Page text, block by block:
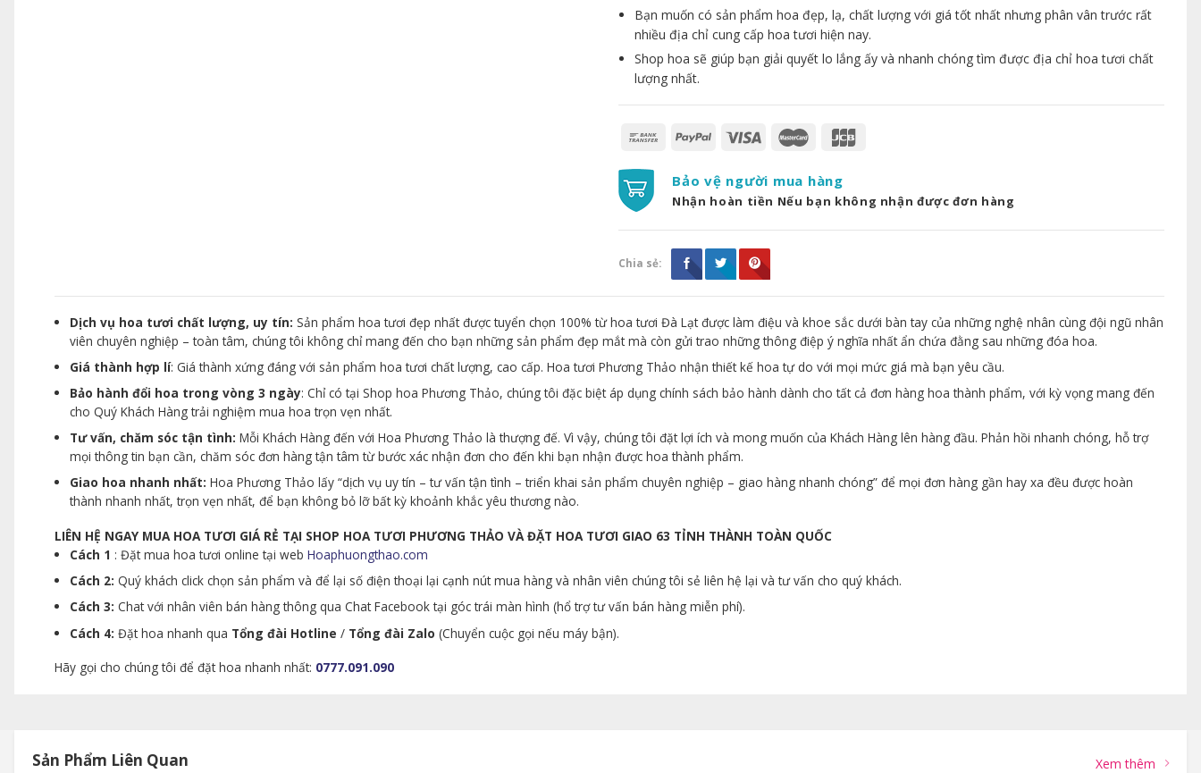
Bạn muốn có sản phẩm hoa đẹp, lạ, chất lượng với giá tốt nhất nhưng phân vân trước rất
nhiều địa chỉ cung cấp hoa tươi hiện nay.
Shop hoa sẽ giúp bạn giải quyết lo lắng ấy và nhanh chóng tìm được địa chỉ hoa tươi chất
lượng nhất.
Bảo vệ người mua hàng
Nhận hoàn tiền Nếu bạn không nhận được đơn hàng
Chia sẻ:
Dịch vụ hoa tươi chất lượng, uy tín: Sản phẩm hoa tươi đẹp nhất được tuyển chọn 100% từ hoa tươi Đà Lạt được làm điệu và khoe sắc dưới bàn tay của những nghệ nhân cùng đội ngũ nhân
viên chuyên nghiệp – toàn tâm, chúng tôi không chỉ mang đến cho bạn những sản phẩm đẹp mắt mà còn gửi trao những thông điệp ý nghĩa nhất ẩn chứa đằng sau những đóa hoa.
Giá thành hợp lí: Giá thành xứng đáng với sản phẩm hoa tươi chất lượng, cao cấp. Hoa tươi Phương Thảo nhận thiết kế hoa tự do với mọi mức giá mà bạn yêu cầu.
Bảo hành đổi hoa trong vòng 3 ngày: Chỉ có tại Shop hoa Phương Thảo, chúng tôi đặc biệt áp dụng chính sách bảo hành dành cho tất cả đơn hàng hoa thành phẩm, với kỳ vọng mang đến
cho Quý Khách Hàng trải nghiệm mua hoa trọn vẹn nhất.
Tư vấn, chăm sóc tận tình: Mỗi Khách Hàng đến với Hoa Phương Thảo là thượng đế. Vì vậy, chúng tôi đặt lợi ích và mong muốn của Khách Hàng lên hàng đầu. Phản hồi nhanh chóng, hỗ trợ
mọi thông tin bạn cần, chăm sóc đơn hàng tận tâm từ bước xác nhận đơn cho đến khi bạn nhận được hoa thành phẩm.
Giao hoa nhanh nhất: Hoa Phương Thảo lấy “dịch vụ uy tín – tư vấn tận tình – triển khai sản phẩm chuyên nghiệp – giao hàng nhanh chóng” để mọi đơn hàng gần hay xa đều được hoàn
thành nhanh nhất, trọn vẹn nhất, để bạn không bỏ lỡ bất kỳ khoảnh khắc yêu thương nào.
LIÊN HỆ NGAY MUA HOA TƯƠI GIÁ RẺ TẠI SHOP HOA TƯƠI PHƯƠNG THẢO VÀ ĐẶT HOA TƯƠI GIAO 63 TỈNH THÀNH TOÀN QUỐC
Cách 1 : Đặt mua hoa tươi online tại webHoaphuongthao.com
Cách 2: Quý khách click chọn sản phẩm và để lại số điện thoại lại cạnh nút mua hàng và nhân viên chúng tôi sẻ liên hệ lại và tư vấn cho quý khách.
Cách 3: Chat với nhân viên bán hàng thông qua Chat Facebook tại góc trái màn hình (hổ trợ tư vấn bán hàng miễn phí).
Cách 4: Đặt hoa nhanh qua Tổng đài Hotline / Tổng đài Zalo (Chuyển cuộc gọi nếu máy bận).
Hãy gọi cho chúng tôi để đặt hoa nhanh nhất: 0777.091.090
Sản Phẩm Liên Quan Xem thêm